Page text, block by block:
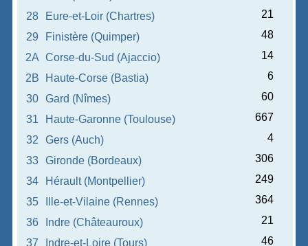
28
Eure-et-Loir (Chartres)
21
29
Finistère (Quimper)
48
2A Corse-du-Sud (Ajaccio)
14
2B
Haute-Corse (Bastia)
6
30
Gard (Nîmes)
60
31
Haute-Garonne (Toulouse)
667
32
Gers (Auch)
4
33
Gironde (Bordeaux)
306
34
Hérault (Montpellier)
249
35
Ille-et-Vilaine (Rennes)
364
36
Indre (Châteauroux)
21
37
Indre-et-Loire (Tours)
46